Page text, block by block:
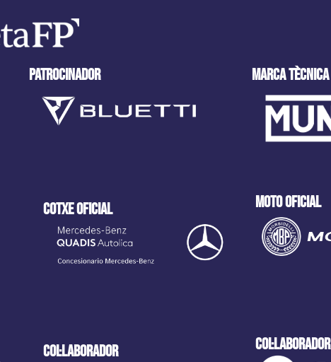
PATROCINADOR MARCA tècnica
cotxe oficial moto oficial
col·laborador col·laborador